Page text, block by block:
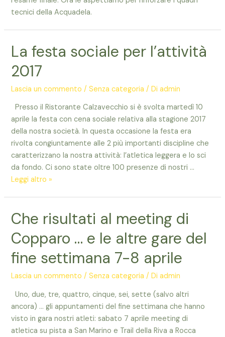
tecnici della Acquadela.
La festa sociale per l’attività
2017
Lascia un commento /Senza categoria / Diadmin
Presso il Ristorante Calzavecchio si è svolta martedì 10
aprile la festa con cena sociale relativa alla stagione 2017
della nostra società. In questa occasione la festa era
rivolta congiuntamente alle 2 più importanti discipline che
caratterizzano la nostra attività: l’atletica leggera e lo sci
da fondo. Ci sono state oltre 100 presenze di nostri …
La
per
2017
Leggi altro »
Che risultati al meeting di
Copparo … e le altre gare del
fine settimana 7-8 aprile
Lascia un commento /Senza categoria / Diadmin
Uno, due, tre, quattro, cinque, sei, sette (salvo altri
ancora) … gli appuntamenti del fine settimana che hanno
visto in gara nostri atleti: sabato 7 aprile meeting di
atletica su pista a San Marino e Trail della Riva a Rocca